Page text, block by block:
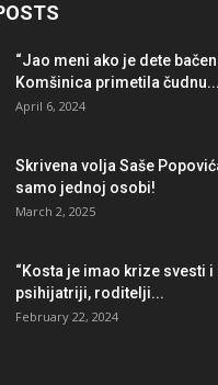
“Jao meni ako je dete
Komšinica primetila čudnu...
April 6, 2024
Skrivena volja Saše
samo jednoj osobi!
March 2, 2025
“Kosta je imao krize svesti i
psihijatriji, roditelji...
February 22, 2024